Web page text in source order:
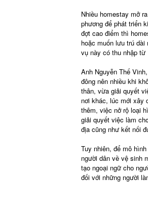
Nhiều homestay mở
phương để phát triển
đợt cao điểm thì
hoặc muốn lưu trú
vụ này có thu nhập từ
Anh Nguyễn Thế
đông nên nhiều khi
thân, vừa giải quyết
nơi khác, lúc mới xây
thêm, việc nở rộ loại
giải quyết việc làm
địa cũng như kết nối
Tuy nhiên, để mô
người dân về vệ sinh
tạo ngoại ngữ cho
đối với những người